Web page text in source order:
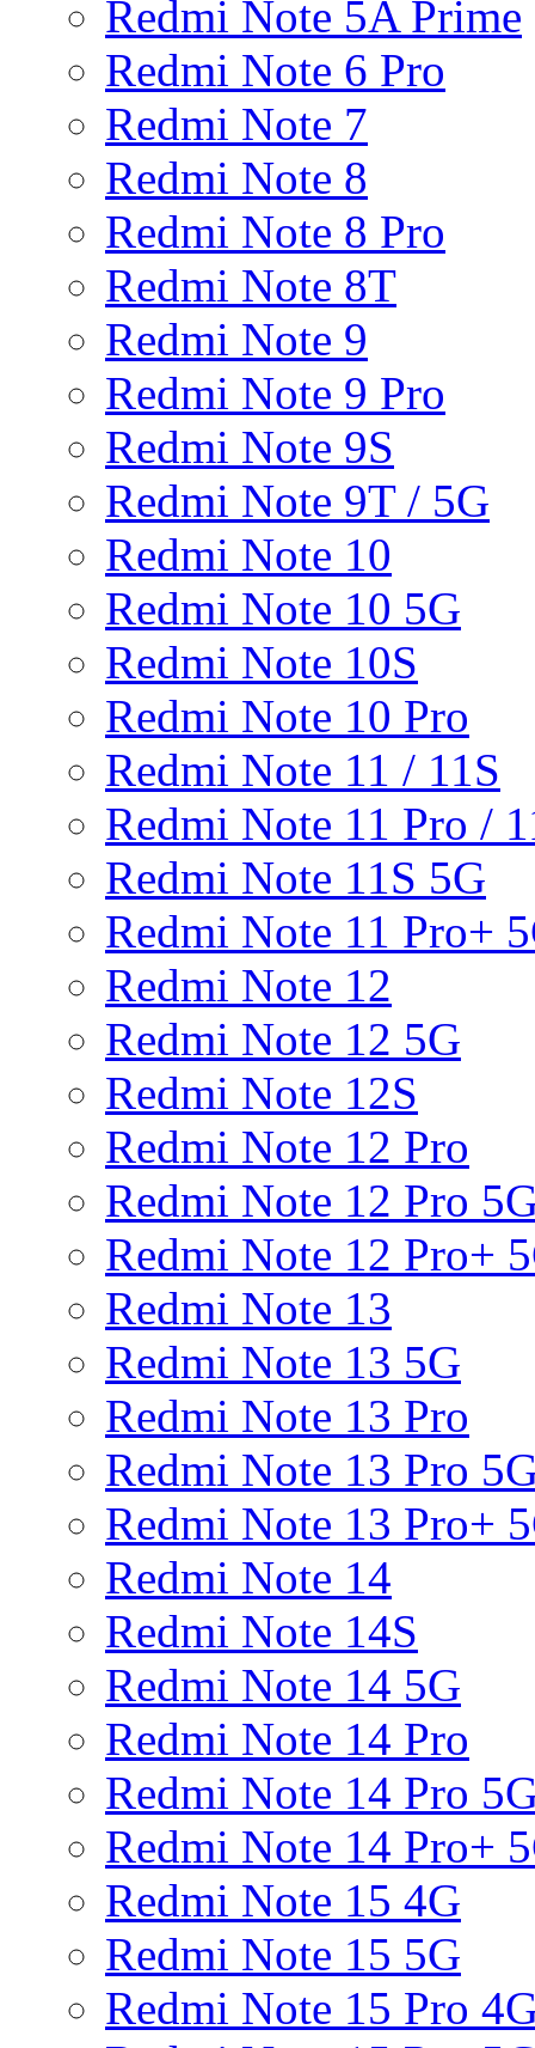
Redmi Note 5A Prime
Redmi Note 6 Pro
Redmi Note 7
Redmi Note 8
Redmi Note 8 Pro
Redmi Note 8T
Redmi Note 9
Redmi Note 9 Pro
Redmi Note 9S
Redmi Note 9T / 5G
Redmi Note 10
Redmi Note 10 5G
Redmi Note 10S
Redmi Note 10 Pro
Redmi Note 11 / 11S
Redmi Note 11 Pro /
Redmi Note 11S 5G
Redmi Note 11 Pro+
Redmi Note 12
Redmi Note 12 5G
Redmi Note 12S
Redmi Note 12 Pro
Redmi Note 12 Pro
Redmi Note 12 Pro+
Redmi Note 13
Redmi Note 13 5G
Redmi Note 13 Pro
Redmi Note 13 Pro
Redmi Note 13 Pro+
Redmi Note 14
Redmi Note 14S
Redmi Note 14 5G
Redmi Note 14 Pro
Redmi Note 14 Pro
Redmi Note 14 Pro+
Redmi Note 15 4G
Redmi Note 15 5G
Redmi Note 15 Pro